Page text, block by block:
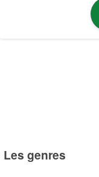
Les genres